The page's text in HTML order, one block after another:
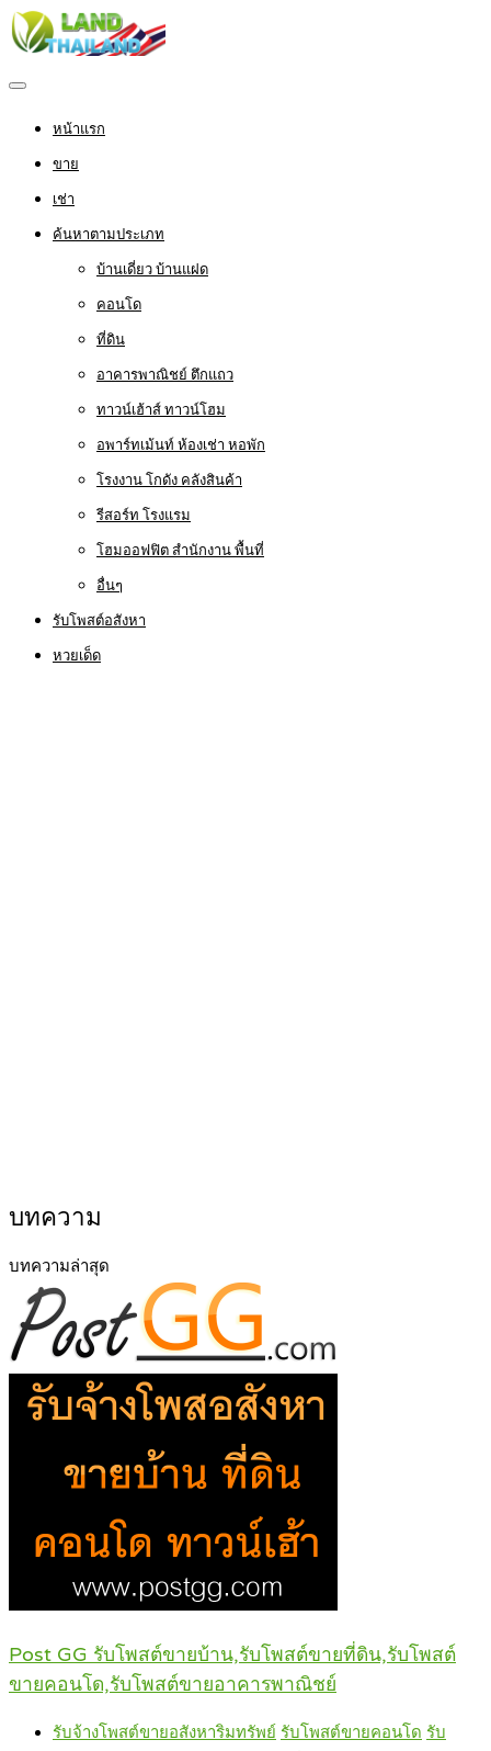
หน้าแรก
ขาย
เช่า
ค้นหาตามประเภท
บ้านเดี่ยว บ้านแฝด
คอนโด
ที่ดิน
อาคารพาณิชย์ ตึกแถว
ทาวน์เฮ้าส์ ทาวน์โฮม
อพาร์ทเม้นท์ ห้องเช่า หอพัก
โรงงาน โกดัง คลังสินค้า
รีสอร์ท โรงแรม
โฮมออฟฟิต สำนักงาน พื้นที่
อื่นๆ
รับโพสต์อสังหา
หวยเด็ด
บทความ
บทความล่าสุด
Post GG รับโพสต์ขายบ้าน,รับโพสต์ขายที่ดิน,รับโพสต์
ขายคอนโด,รับโพสต์ขายอาคารพาณิชย์
รับจ้างโพสต์ขายอสังหาริมทรัพย์ รับโพสต์ขายคอนโด รับ